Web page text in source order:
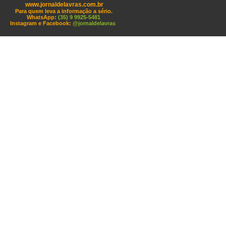
www.jornaldelavras.com.br
Para quem leva a informação a sério.
WhatsApp: (35) 9 9925-5481
Instagram e Facebook: @jornaldelavras